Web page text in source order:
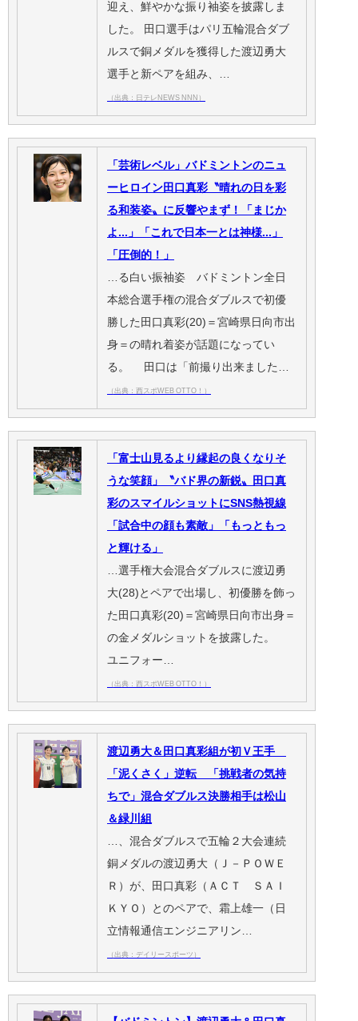
迎え、鮮やかな振り袖姿を披露しま
した。 田口選手はパリ五輪混合ダブ
ルスで銅メダルを獲得した渡辺勇大
選手と新ペアを組み、…
（出典：日テレNEWS NNN）
「芸術レベル」バドミントンのニュ
ーヒロイン田口真彩〝晴れの日を彩
る和装姿〟に反響やまず！「まじか
よ...」「これで日本一とは神様...」
「圧倒的！」
…る白い振袖姿 バドミントン全日
本総合選手権の混合ダブルスで初優
勝した田口真彩(20)＝宮崎県日向市出
身＝の晴れ着姿が話題になってい
る。 田口は「前撮り出来ました…
（出典：西スポWEB OTTO！）
「富士山見るより縁起の良くなりそ
うな笑顔」〝バド界の新鋭〟田口真
彩のスマイルショットにSNS熱視線
「試合中の顔も素敵」「もっともっ
と輝ける」
…選手権大会混合ダブルスに渡辺勇
大(28)とペアで出場し、初優勝を飾っ
た田口真彩(20)＝宮崎県日向市出身＝
の金メダルショットを披露した。
ユニフォー…
（出典：西スポWEB OTTO！）
渡辺勇大＆田口真彩組が初Ｖ王手
「泥くさく」逆転 「挑戦者の気持
ちで」混合ダブルス決勝相手は松山
＆緑川組
…、混合ダブルスで五輪２大会連続
銅メダルの渡辺勇大（Ｊ－ＰＯＷＥ
Ｒ）が、田口真彩（ＡＣＴ ＳＡＩ
ＫＹＯ）とのペアで、霜上雄一（日
立情報通信エンジニアリン…
（出典：デイリースポーツ）